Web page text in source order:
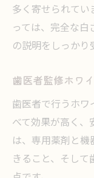
多く寄せられてい
っては、完全な
の説明をしっかり
歯医者監修ホワ
歯医者で行うホ
べて効果が高く、
は、専用薬剤と
きること、そし